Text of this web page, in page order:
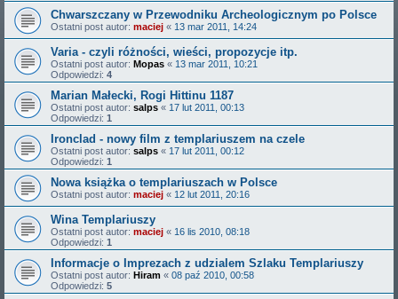
Chwarszczany w Przewodniku Archeologicznym po Polsce
Ostatni post autor: maciej « 13 mar 2011, 14:24
Varia - czyli różności, wieści, propozycje itp.
Ostatni post autor: Mopas « 13 mar 2011, 10:21
Odpowiedzi: 4
Marian Małecki, Rogi Hittinu 1187
Ostatni post autor: salps « 17 lut 2011, 00:13
Odpowiedzi: 1
Ironclad - nowy film z templariuszem na czele
Ostatni post autor: salps « 17 lut 2011, 00:12
Odpowiedzi: 1
Nowa książka o templariuszach w Polsce
Ostatni post autor: maciej « 12 lut 2011, 20:16
Wina Templariuszy
Ostatni post autor: maciej « 16 lis 2010, 08:18
Odpowiedzi: 1
Informacje o Imprezach z udzialem Szlaku Templariuszy
Ostatni post autor: Hiram « 08 paź 2010, 00:58
Odpowiedzi: 5